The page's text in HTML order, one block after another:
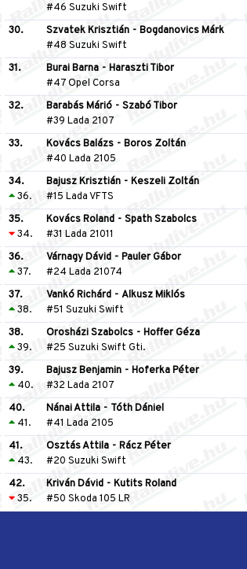
#46 Suzuki Swift
30.
Szvatek Krisztián - Bogdanovics Márk
#48 Suzuki Swift
31.
Burai Barna - Haraszti Tibor
#47 Opel Corsa
32.
Barabás Márió - Szabó Tibor
#39 Lada 2107
33.
Kovács Balázs - Boros Zoltán
#40 Lada 2105
34.
36.
Bajusz Krisztián - Keszeli Zoltán
#15 Lada VFTS
35.
34.
Kovács Roland - Spath Szabolcs
#31 Lada 21011
36.
37.
Várnagy Dávid - Pauler Gábor
#24 Lada 21074
37.
38.
Vankó Richárd - Alkusz Miklós
#51 Suzuki Swift
38.
39.
Orosházi Szabolcs - Hoffer Géza
#25 Suzuki Swift Gti.
39.
40.
Bajusz Benjamin - Hoferka Péter
#32 Lada 2107
40.
41.
Nánai Attila - Tóth Dániel
#41 Lada 2105
41.
43.
Osztás Attila - Rácz Péter
#20 Suzuki Swift
42.
35.
Kriván Dávid - Kutits Roland
#50 Skoda 105 LR